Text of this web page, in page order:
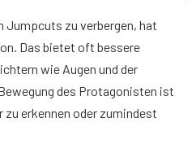
Jumpcuts zu verbergen, hat
Das bietet oft bessere
wie Augen und der
des Protagonisten ist
erkennen oder zumindest